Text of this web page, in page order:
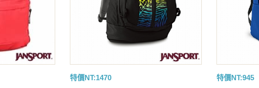
特價NT:1470 特價NT:945